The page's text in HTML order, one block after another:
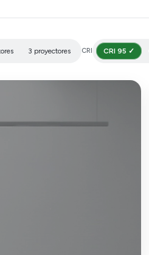
3 proyectores CRI CRI 95 ✓